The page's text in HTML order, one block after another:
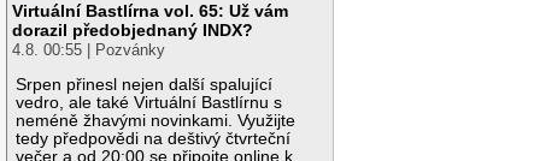
Virtuální Bastlírna vol. 65: Už vám
dorazil předobjednaný INDX?
4.8. 00:55 | Pozvánky
Srpen přinesl nejen další spalující
vedro, ale také Virtuální Bastlírnu s
neméně žhavými novinkami. Využijte
tedy předpovědi na deštivý čtvrteční
večer a od 20:00 se připojte online k